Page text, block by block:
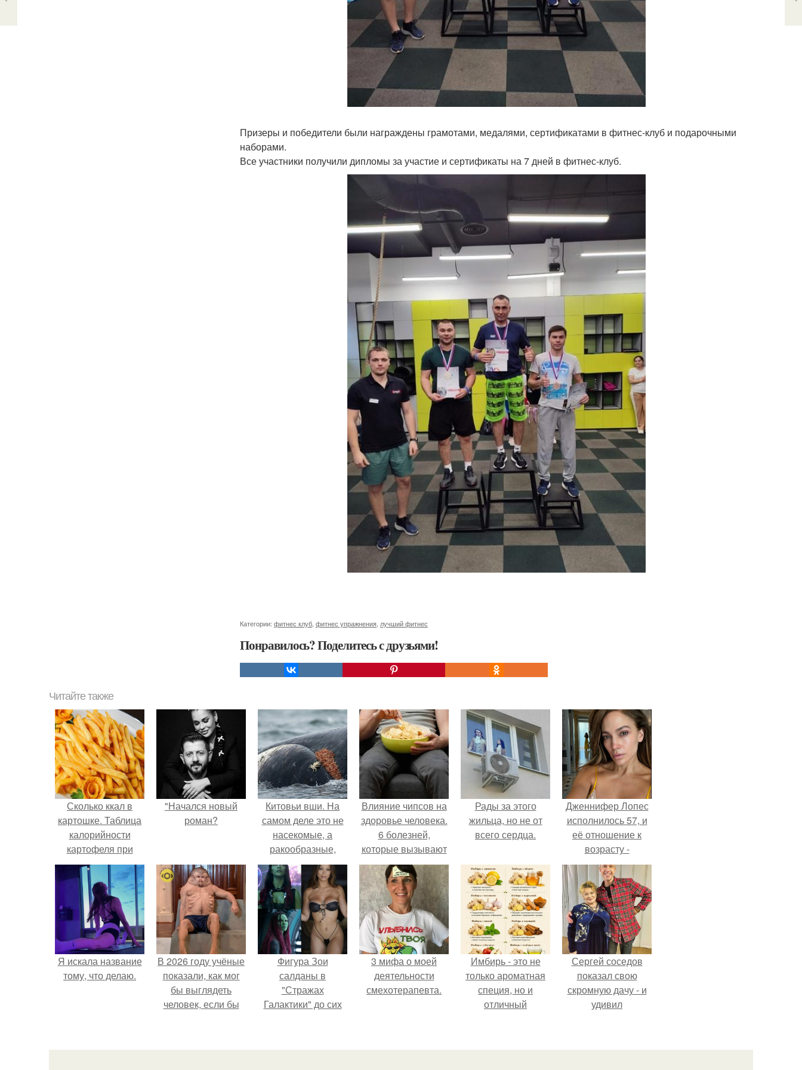
Призеры и победители были награждены грамотами, медалями, сертификатами в фитнес-клуб и подарочными
наборами.
Все участники получили дипломы за участие и сертификаты на 7 дней в фитнес-клуб.
Категории: фитнес клуб фитнес упражнения лучший фитнес
Понравилось? Поделитесь с друзьями!
Читайте также
Сколько ккал в
картошке. Таблица
калорийности
картофеля при
разной обработке
"Начался новый
роман?
Китовьи вши. На
самом деле это не
насекомые, а
ракообразные,
относящиеся к
бокоплавам.
Влияние чипсов на
здоровье человека.
6 болезней,
которые вызывают
чипсы
Рады за этого
жильца, но не от
всего сердца.
Дженнифер Лопес
исполнилось 57, и
её отношение к
возрасту -
настоящий
манифест
уверенности: "не
говорите, что я
отлично выгляжу
для 57.
Я искала название
тому, что делаю.
В 2026 году учёные
показали, как мог
бы выглядеть
человек, если бы
специально для
Фигура Зои
салданы в
"Стражах
Галактики" до сих
3 мифа о моей
деятельности
смехотерапевта.
Имбирь - это не
только ароматная
специя, но и
отличный
и блюд.
Сергей соседов
показал свою
скромную дачу - и
удивил